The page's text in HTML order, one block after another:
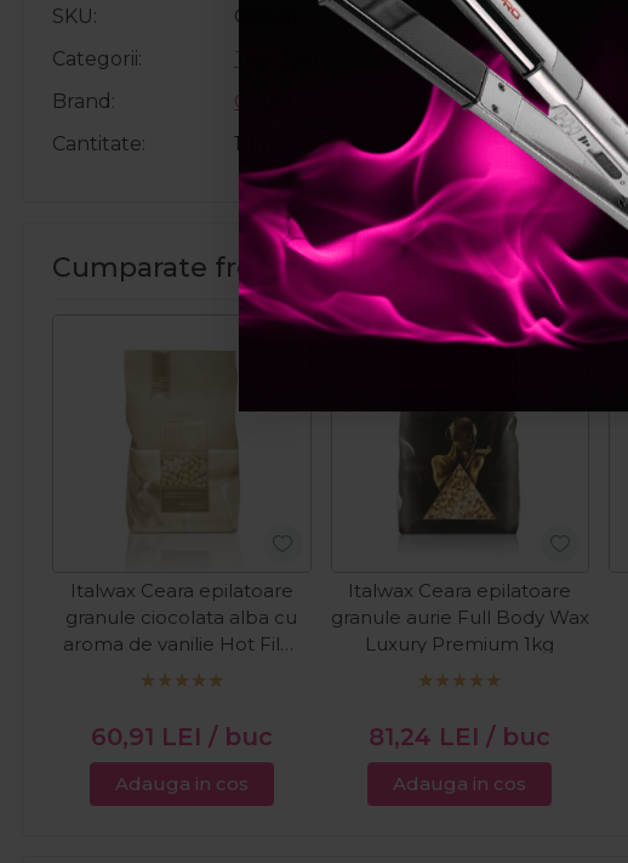
SKU
C9820
Categorii
Top Coat
Brand
Cupio
Cantitate
10ml
Cumparate frecvent impreuna:
Italwax Ceara epilatoare
granule ciocolata alba cu
aroma de vanilie Hot Film
Ciocolata Alba 1kg
60,91 LEI / buc
Adauga in cos
Italwax Ceara epilatoare
granule aurie Full Body Wax
Luxury Premium 1kg
81,24 LEI / buc
Adauga in cos